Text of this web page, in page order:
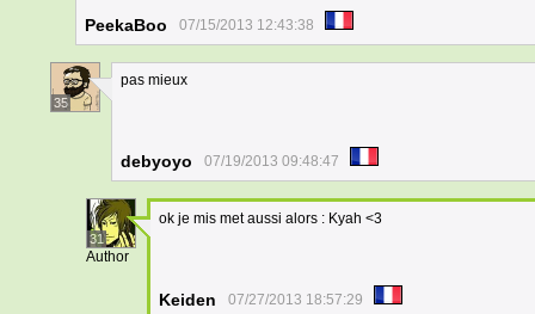
PeekaBoo 07/15/2013 12:43:38
35
pas mieux
debyoyo 07/19/2013 09:48:47
31
Author
ok je mis met aussi alors : Kyah <3
Keiden 07/27/2013 18:57:29